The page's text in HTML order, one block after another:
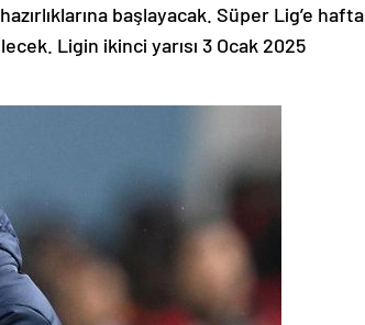
başlayacak. Süper Lig’e hafta
Ligin ikinci yarısı 3 Ocak 2025